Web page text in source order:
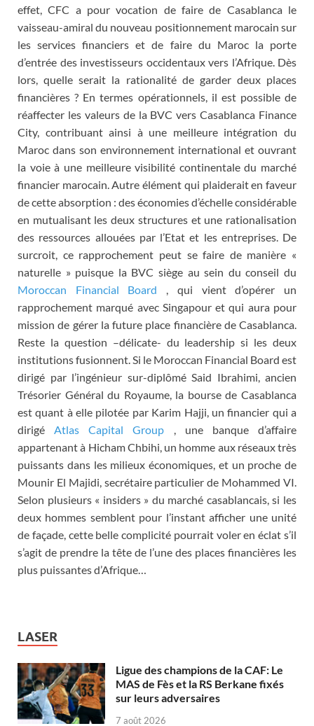
effet, CFC a pour vocation de faire de Casablanca le
vaisseau-amiral du nouveau positionnement marocain sur
les services financiers et de faire du Maroc la porte
d’entrée des investisseurs occidentaux vers l’Afrique. Dès
lors, quelle serait la rationalité de garder deux places
financières ? En termes opérationnels, il est possible de
réaffecter les valeurs de la BVC vers Casablanca Finance
City, contribuant ainsi à une meilleure intégration du
Maroc dans son environnement international et ouvrant
la voie à une meilleure visibilité continentale du marché
financier marocain. Autre élément qui plaiderait en faveur
de cette absorption : des économies d’échelle considérable
en mutualisant les deux structures et une rationalisation
des ressources allouées par l’Etat et les entreprises. De
surcroit, ce rapprochement peut se faire de manière «
naturelle » puisque la BVC siège au sein du conseil du
Moroccan Financial Board , qui vient d’opérer un
rapprochement marqué avec Singapour et qui aura pour
mission de gérer la future place financière de Casablanca.
Reste la question –délicate- du leadership si les deux
institutions fusionnent. Si le Moroccan Financial Board est
dirigé par l’ingénieur sur-diplômé Said Ibrahimi, ancien
Trésorier Général du Royaume, la bourse de Casablanca
est quant à elle pilotée par Karim Hajji, un financier qui a
dirigéAtlas Capital Group , une banque d’affaire
appartenant à Hicham Chbihi, un homme aux réseaux très
puissants dans les milieux économiques, et un proche de
Mounir El Majidi, secrétaire particulier de Mohammed VI.
Selon plusieurs « insiders » du marché casablancais, si les
deux hommes semblent pour l’instant afficher une unité
de façade, cette belle complicité pourrait voler en éclat s’il
s’agit de prendre la tête de l’une des places financières les
plus puissantes d’Afrique…
LASER
Ligue des champions de la CAF: Le
MAS de Fès et la RS Berkane fixés
sur leurs adversaires
7 août 2026